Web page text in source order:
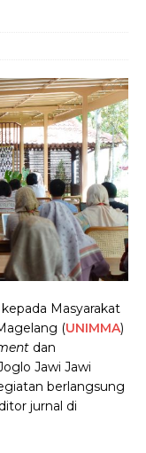
Masyarakat
(UNIMMA)
dan
Jawi Jawi
berlangsung
jurnal di